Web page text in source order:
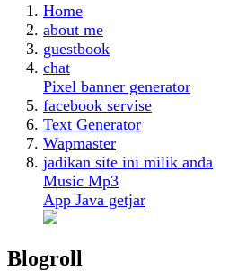
Home
about me
guestbook
chat
Pixel banner generator
facebook servise
Text Generator
Wapmaster
jadikan site ini milik anda
Music Mp3
App Java getjar
Blogroll